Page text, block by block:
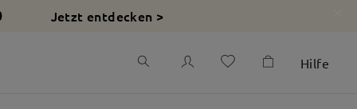
Jetzt entdecken >
Hilfe